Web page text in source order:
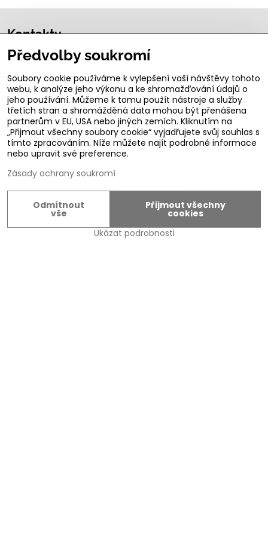
Kontakty
Michal Švarc
Valdštějnovo náměstí 99, 506 01 Jičín
Michal.Svarc@zamecky.cz
+420 723 470 244
Ivo Švarc
Vedoucí prodejny Zámečnictví Jičín
Nerudova 45, 506 01 Jičín
info@zamecky.cz
+420 774 301 333
Miroslav Bouz
Vedoucí realizace zakázek, montáže
Miroslav.Bouz@zamecky.cz
+420 728 193 831
Adam Zeman
Předvolby soukromí
Soubory cookie používáme k vylepšení vaší návštěvy tohoto
webu, k analýze jeho výkonu a ke shromažďování údajů o
jeho používání. Můžeme k tomu použít nástroje a služby
třetích stran a shromážděná data mohou být přenášena
partnerům v EU, USA nebo jiných zemích. Kliknutím na
„Přijmout všechny soubory cookie“ vyjadřujete svůj souhlas s
tímto zpracováním. Níže můžete najít podrobné informace
nebo upravit své preference.
Zásady ochrany soukromí
Ukázat podrobnosti
Přijmout všechny
cookies
Odmítnout
vše